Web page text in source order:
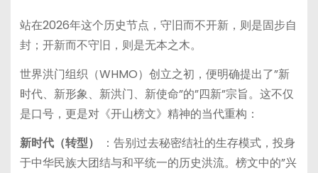
站在2026年这个历史节点，守旧而不开新，则是固步自
封；开新而不守旧，则是无本之木。
世界洪门组织（WHMO）创立之初，便明确提出了”新
时代、新形象、新洪门、新使命”的”四新”宗旨。这不仅
是口号，更是对《开山榜文》精神的当代重构：
新时代（转型）
：告别过去秘密结社的生存模式，投身
于中华民族大团结与和平统一的历史洪流。榜文中的”兴